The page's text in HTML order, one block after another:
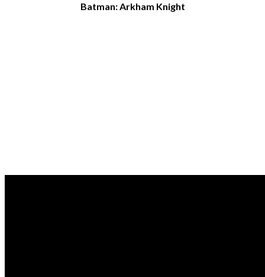
Batman: Arkham Knight